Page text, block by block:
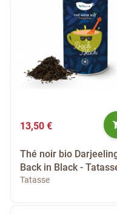
13,50 €
Thé noir bio
Back in Black -
Tatasse